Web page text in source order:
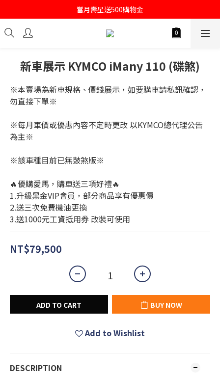
註冊會員即送購物金100
當月壽星送500購物金
註冊會員即送購物金100
新車展示 KYMCO iMany 110 (碟煞)
※本賣場為新車規格、價錢展示，如要購車請私訊確認，
勿直接下單※
※每月車價或優惠內容不定時更改 以KYMCO總代理公告
為主※
※該車種目前已無鼓煞版※
🔥優購愛馬，購車送三項好禮🔥
1.升級黑金VIP會員，部分商品享有優惠價
2.送三次免費機油更換
3.送1000元工資抵用券 改裝可使用
NT$79,500
ADD TO CART BUY NOW
Add to Wishlist
DESCRIPTION